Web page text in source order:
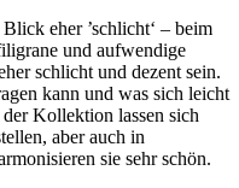
eher ’schlicht‘ – beim
und aufwendige
schlicht und dezent sein.
kann und was sich leicht
Kollektion lassen sich
aber auch in
sie sehr schön.